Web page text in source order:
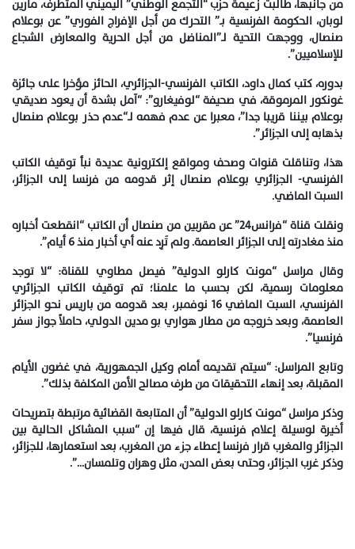
من جانبها، طالبت زعيمة حزب “التجمع الوطني” اليميني المتطرف، مارين
لوبان، الحكومة الفرنسية بـ” التحرك من أجل الإفراج الفوري” عن بوعلام
صنصال، ووجهت التحية لـ”المناضل من أجل الحرية والمعارض الشجاع
للإسلاميين”.
بدوره، كتب كمال داود، الكاتب الفرنسي-الجزائري، الحائز مؤخرا على جائزة
غونكور المرموقة، في صحيفة “لوفيغارو”: “آمل بشدة أن يعود صديقي
بوعلام بيننا قريبا جدا”، معبرا عن عدم فهمه لـ“عدم حذر بوعلام صنصال
بذهابه إلى الجزائر”.
هذا، وتناقلت قنوات وصحف ومواقع إلكترونية عديدة نبأ توقيف الكاتب
الفرنسي- الجزائري بوعلام صنصال إثر قدومه من فرنسا إلى الجزائر،
السبت الماضي.
ونقلت قناة “فرانس24” عن مقربين من صنصال أن الكاتب “انقطعت أخباره
منذ مغادرته إلى الجزائر العاصمة. ولم تَرِد عنه أي أخبار منذ 6 أيام”.
وقال مراسل “مونت كارلو الدولية” فيصل مطاوي للقناة: “لا توجد
معلومات رسمية، لكن بحسب ما علمنا؛ تم توقيف الكاتب الجزائري
الفرنسي، السبت الماضي 16 نوفمبر، بعد قدومه من باريس نحو الجزائر
العاصمة، وبعد خروجه من مطار هواري بو مدين الدولي، حاملاً جواز سفر
فرنسيا”.
وتابع المراسل: “سيتم تقديمه أمام وكيل الجمهورية، في غضون الأيام
المقبلة، بعد إنهاء التحقيقات من طرف مصالح الأمن المكلفة بذلك”.
وذكر مراسل “مونت كارلو الدولية” أن المتابعة القضائية مرتبطة بتصريحات
أخيرة لوسيلة إعلام فرنسية، قال فيها إن “سبب المشاكل الحالية بين
الجزائر والمغرب قرار فرنسا إعطاء جزء من المغرب، بعد استعمارها، للجزائر،
وذكر غرب الجزائر، وحتى بعض المدن، مثل وهران وتلمسان…”.